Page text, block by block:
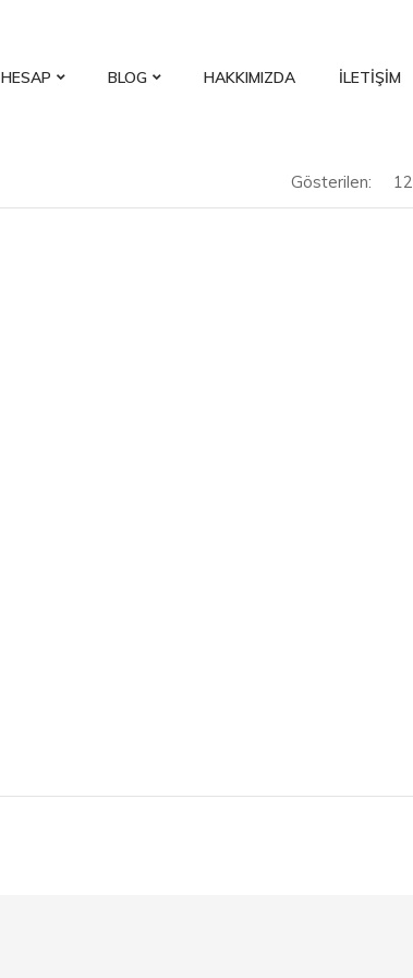
HESAP BLOG HAKKIMIZDA İLETIŞIM
Gösterilen: 12